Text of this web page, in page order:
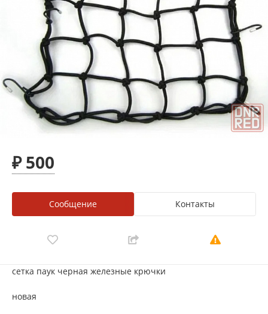
₽ 500
Сообщение Контакты
сетка паук черная железные крючки
новая